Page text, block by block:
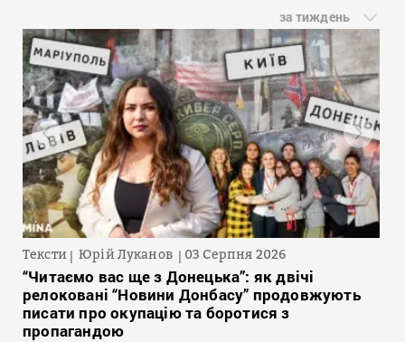
за тиждень
Тексти Юрій Луканов 03 Серпня 2026
“Читаємо вас ще з Донецька”: як двічі
релоковані “Новини Донбасу” продовжують
писати про окупацію та боротися з
пропагандою